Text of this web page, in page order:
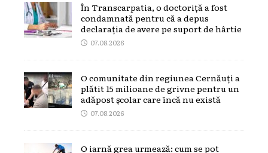
În Transcarpatia, o doctoriță a fost
condamnată pentru că a depus
declarația de avere pe suport de hârtie
07.08.2026
O comunitate din regiunea Cernăuți a
plătit 15 milioane de grivne pentru un
adăpost școlar care încă nu există
07.08.2026
O iarnă grea urmează: cum se pot